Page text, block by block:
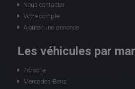
Nous contacter
Votre compte
Ajouter une annonce
Les véhicules par
Porsche
Mercedes-Benz